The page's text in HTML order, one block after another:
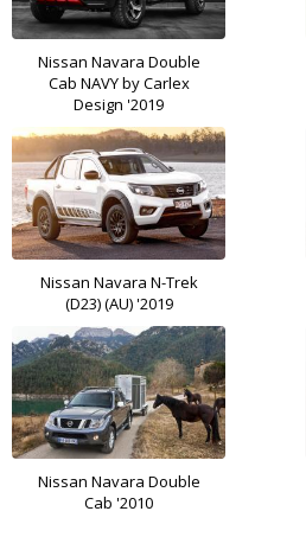
Nissan Navara Double
Cab NAVY by Carlex
Design '2019
Nissan Navara N-Trek
(D23) (AU) '2019
Nissan Navara Double
Cab '2010